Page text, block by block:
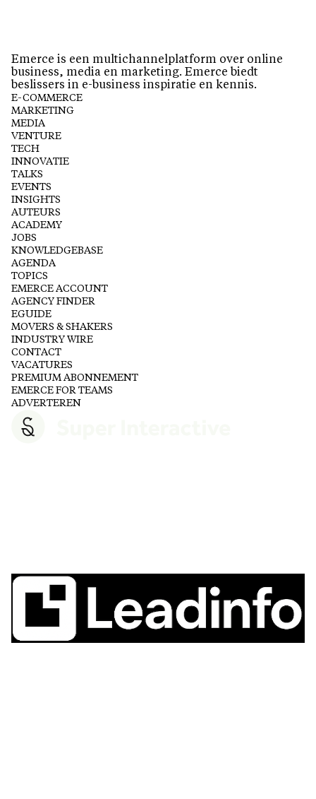
Emerce is een multichannelplatform over online
business, media en marketing. Emerce biedt
beslissers in e-business inspiratie en kennis.
E-COMMERCE
MARKETING
MEDIA
VENTURE
TECH
INNOVATIE
TALKS
EVENTS
INSIGHTS
AUTEURS
ACADEMY
JOBS
KNOWLEDGEBASE
AGENDA
TOPICS
EMERCE ACCOUNT
AGENCY FINDER
EGUIDE
MOVERS & SHAKERS
INDUSTRY WIRE
CONTACT
VACATURES
PREMIUM ABONNEMENT
EMERCE FOR TEAMS
ADVERTEREN